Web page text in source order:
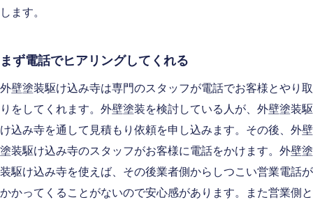
します。
まず電話でヒアリングしてくれる
外壁塗装駆け込み寺は専門のスタッフが電話でお客様とやり取
りをしてくれます。外壁塗装を検討している人が、外壁塗装駆
け込み寺を通して見積もり依頼を申し込みます。その後、外壁
塗装駆け込み寺のスタッフがお客様に電話をかけます。外壁塗
装駆け込み寺を使えば、その後業者側からしつこい営業電話が
かかってくることがないので安心感があります。また営業側と